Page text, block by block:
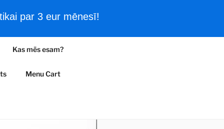
par 3 eur mēnesī!
Filmas un vēsturiski kadri
Kas mēs esam?
Menu Cart